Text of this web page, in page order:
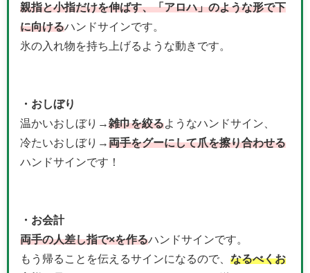
親指と小指だけを伸ばす、「アロハ」のような形で下
に向けるハンドサインです。
氷の入れ物を持ち上げるような動きです。
・おしぼり
温かいおしぼり→雑巾を絞るようなハンドサイン、
冷たいおしぼり→両手をグーにして爪を擦り合わせる
ハンドサインです！
・お会計
両手の人差し指で×を作るハンドサインです。
もう帰ることを伝えるサインになるので、 なるべくお